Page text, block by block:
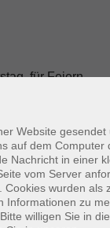
für Feiern
und
sportlichen
So
Glück
Wie von
Website gesendet
auf dem Computer
Nachricht in einer
vom Server
wurden als
Informationen zu
willigen Sie in